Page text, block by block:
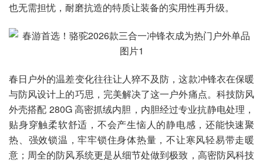
也无需担忧，耐磨抗造的特质让装备的实用性再升级。
春日户外的温差变化往往让人猝不及防，这款冲锋衣在保暖
与防风设计上的巧思，完美解决了这一户外痛点。科技防风
外壳搭配 280G 高密抓绒内胆，内胆经过专业抗静电处理，
贴身穿触柔软舒适，不会产生恼人的静电感，还能快速聚
热、强效锁温，牢牢锁住身体热量，不让寒风轻易带走暖
意；周全的防风系统更是从细节处做到极致，高密防风科技